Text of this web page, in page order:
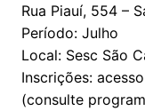
Rua Piauí, 554 –
Período: Julho
Local: Sesc São
Inscrições:
(consulte